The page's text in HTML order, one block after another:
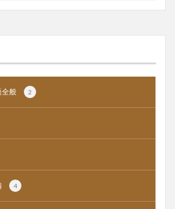
全般 2
4